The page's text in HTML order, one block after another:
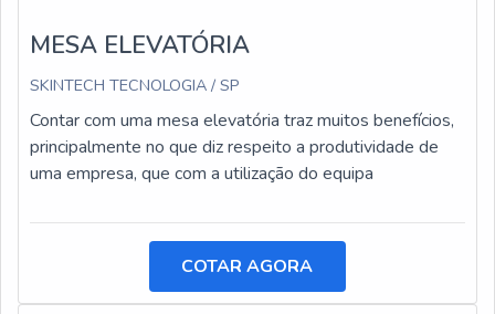
MESA ELEVATÓRIA
SKINTECH TECNOLOGIA / SP
Contar com uma mesa elevatória traz muitos benefícios,
principalmente no que diz respeito a produtividade de
uma empresa, que com a utilização do equipa
COTAR AGORA